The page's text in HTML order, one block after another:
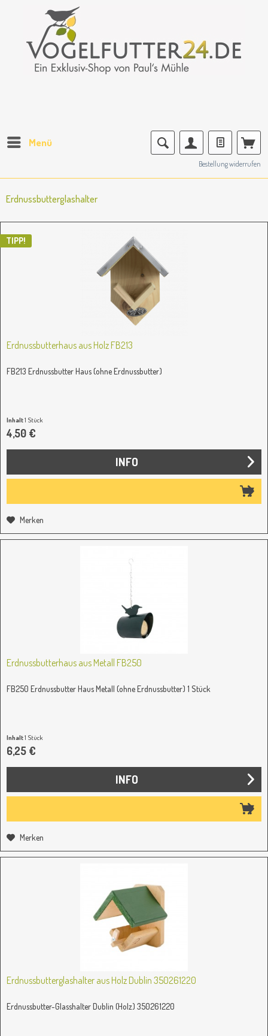
Menü
Bestellung widerrufen
Erdnussbutterglashalter
TIPP!
Erdnussbutterhaus aus Holz FB213
FB213 Erdnussbutter Haus (ohne Erdnussbutter)
Inhalt1 Stück
4,50 €
INFO
Merken
Erdnussbutterhaus aus Metall FB250
FB250 Erdnussbutter Haus Metall (ohne Erdnussbutter) 1 Stück
Inhalt1 Stück
6,25 €
INFO
Merken
Erdnussbutterglashalter aus Holz Dublin 350261220
Erdnussbutter-Glasshalter Dublin (Holz) 350261220